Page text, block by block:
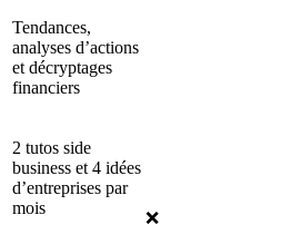
Tendances,
analyses d’actions
et décryptages
financiers
2 tutos side
business et 4 idées
d’entreprises par
mois
❌